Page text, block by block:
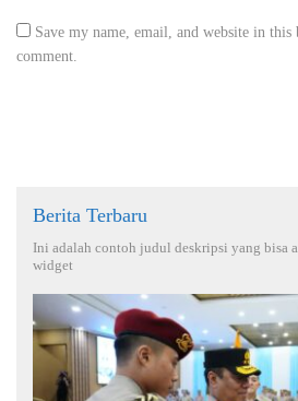
Save my name, email, and website in
comment.
Berita Terbaru
Ini adalah contoh judul deskripsi yang bisa
widget